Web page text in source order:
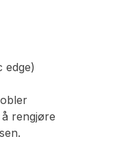
edge)
rengjøre